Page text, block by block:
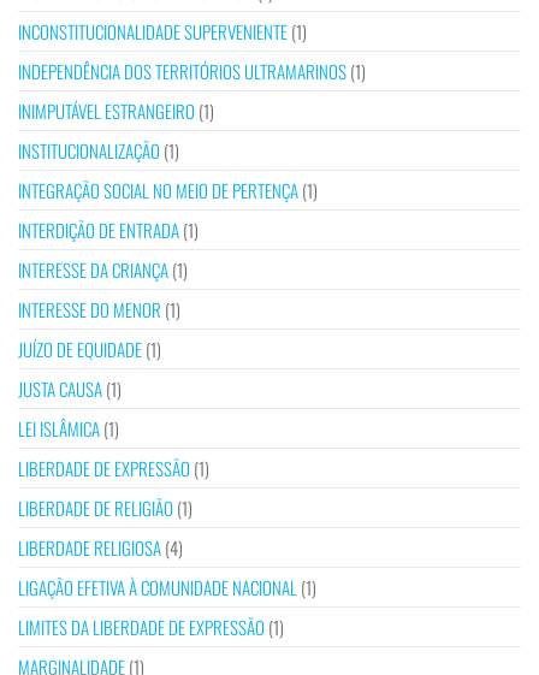
INCONSTITUCIONALIDADE SUPERVENIENTE(1)
INDEPENDÊNCIA DOS TERRITÓRIOS ULTRAMARINOS(1)
INIMPUTÁVEL ESTRANGEIRO (1)
INSTITUCIONALIZAÇÃO (1)
INTEGRAÇÃO SOCIAL NO MEIO DE PERTENÇA(1)
INTERDIÇÃO DE ENTRADA(1)
INTERESSE DA CRIANÇA(1)
INTERESSE DO MENOR (1)
JUÍZO DE EQUIDADE(1)
JUSTA CAUSA(1)
LEI ISLÂMICA(1)
LIBERDADE DE EXPRESSÃO (1)
LIBERDADE DE RELIGIÃO (1)
LIBERDADE RELIGIOSA(4)
LIGAÇÃO EFETIVA À COMUNIDADE NACIONAL (1)
LIMITES DA LIBERDADE DE EXPRESSÃO (1)
MARGINALIDADE(1)